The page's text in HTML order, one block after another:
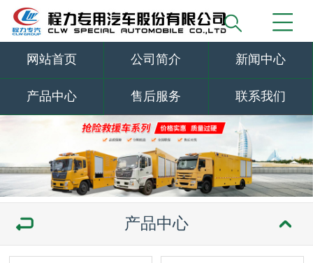
网站首页 公司简介 新闻中心
产品中心 售后服务 联系我们
产品中心